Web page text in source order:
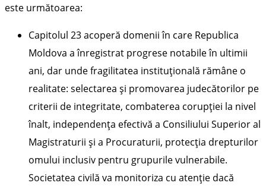
este următoarea:
Capitolul 23 acoperă domenii în care Republica
Moldova a înregistrat progrese notabile în ultimii
ani, dar unde fragilitatea instituțională rămâne o
realitate: selectarea și promovarea judecătorilor pe
criterii de integritate, combaterea corupției la nivel
înalt, independența efectivă a Consiliului Superior al
Magistraturii și a Procuraturii, protecția drepturilor
omului inclusiv pentru grupurile vulnerabile.
Societatea civilă va monitoriza cu atenție dacă